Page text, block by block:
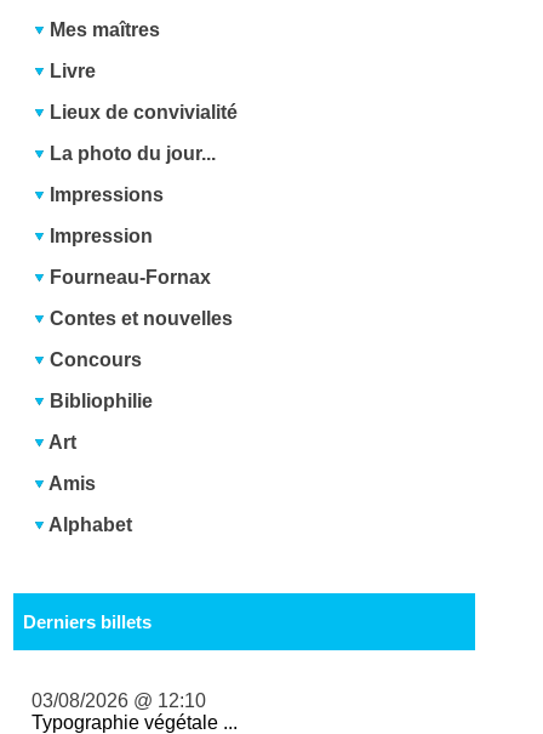
Mes maîtres
Livre
Lieux de convivialité
La photo du jour...
Impressions
Impression
Fourneau-Fornax
Contes et nouvelles
Concours
Bibliophilie
Art
Amis
Alphabet
Derniers billets
03/08/2026 @ 12:10
Typographie végétale ...